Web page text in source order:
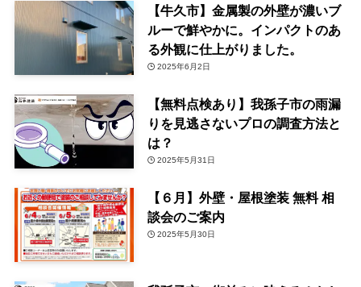
【牛久市】金属製の外壁が濃いブ
ルーで鮮やかに。インパクトのあ
る外観に仕上がりました。
2025年6月2日
【無料点検あり】我孫子市の雨漏
りを見逃さないプロの調査方法と
は？
2025年5月31日
【６月】外壁・屋根塗装 無料 相
談会のご案内
2025年5月30日